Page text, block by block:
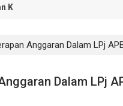
Berkelanjutan
dalam Waktu Kurang
Anggaran Dalam LPj
Dalam LPj